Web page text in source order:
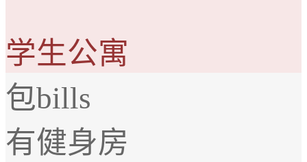
学生公寓
包bills
有健身房